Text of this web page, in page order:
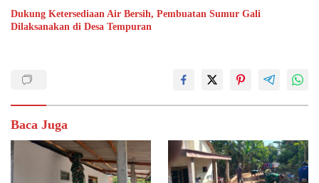
Dukung Ketersediaan Air Bersih, Pembuatan Sumur Gali
Dilaksanakan di Desa Tempuran
Baca Juga